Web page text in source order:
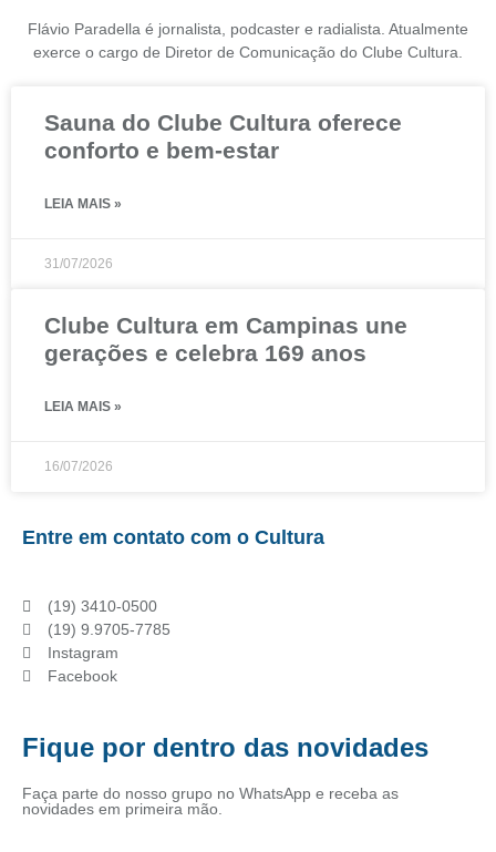
Flávio Paradella é jornalista, podcaster e radialista. Atualmente
exerce o cargo de Diretor de Comunicação do Clube Cultura.
Sauna do Clube Cultura oferece
conforto e bem-estar
LEIA MAIS »
31/07/2026
Clube Cultura em Campinas une
gerações e celebra 169 anos
LEIA MAIS »
16/07/2026
Entre em contato com o Cultura
(19) 3410-0500
(19) 9.9705-7785
Instagram
Facebook
Fique por dentro das novidades
Faça parte do nosso grupo no WhatsApp e receba as
novidades em primeira mão.